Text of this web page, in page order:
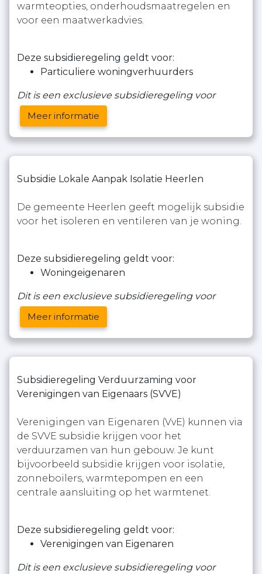
warmteopties, onderhoudsmaatregelen en
voor een maatwerkadvies.
Deze subsidieregeling geldt voor:
Particuliere woningverhuurders
Dit is een exclusieve subsidieregeling voor
Meer informatie
Subsidie Lokale Aanpak Isolatie Heerlen
De gemeente Heerlen geeft mogelijk subsidie
voor het isoleren en ventileren van je woning.
Deze subsidieregeling geldt voor:
Woningeigenaren
Dit is een exclusieve subsidieregeling voor
Meer informatie
Subsidieregeling Verduurzaming voor
Verenigingen van Eigenaars (SVVE)
Verenigingen van Eigenaren (VvE) kunnen via
de SVVE subsidie krijgen voor het
verduurzamen van hun gebouw. Je kunt
bijvoorbeeld subsidie krijgen voor isolatie,
zonneboilers, warmtepompen en een
centrale aansluiting op het warmtenet.
Deze subsidieregeling geldt voor:
Verenigingen van Eigenaren
Dit is een exclusieve subsidieregeling voor